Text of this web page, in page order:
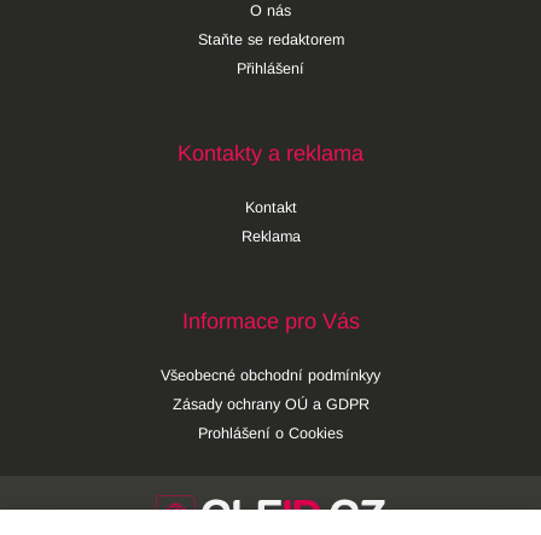
O nás
Staňte se redaktorem
Přihlášení
Kontakty a reklama
Kontakt
Reklama
Informace pro Vás
Všeobecné obchodní podmínkyy
Zásady ochrany OÚ a GDPR
Prohlášení o Cookies